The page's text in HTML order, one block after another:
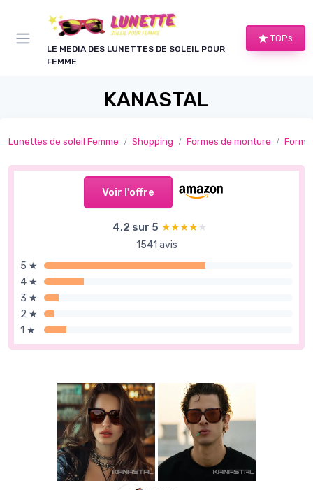
LE MEDIA DES LUNETTES DE SOLEIL POUR
FEMME
TOPs
KANASTAL
Lunettes de soleil Femme Shopping Formes de monture
Voir l'offre
4,2 sur 5 ★★★★★
★★★★★
1541 avis
5 ★
4 ★
3 ★
2 ★
1 ★